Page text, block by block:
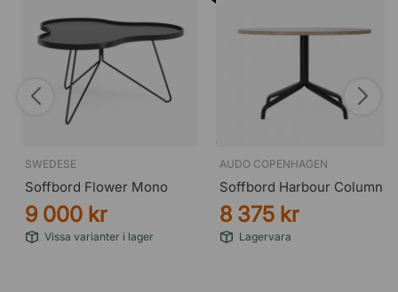
SWEDESE
Soffbord Flower Mono
9 000 kr
Vissa varianter i lager
AUDO COPENHAGEN
Soffbord Harbour Column
8 375 kr
Lagervara